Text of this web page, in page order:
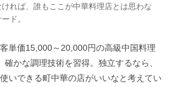
ければ、誰もここが中華料理店とは思わな
ド。
単価15,000～20,000円の高級中国料理
確かな調理技術を習得。独立するなら、
いできる町中華の店がいいなと考えてい